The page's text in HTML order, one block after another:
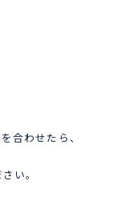
合わせたら、
い。